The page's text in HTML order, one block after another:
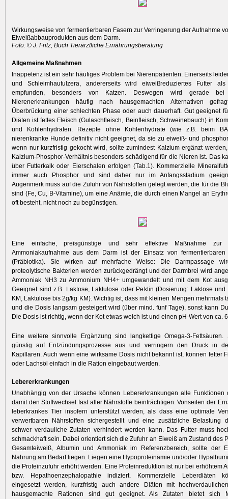
Wirkungsweise von fermentierbaren Fasern zur Verringerung der Aufnahme
Eiweißabbauprodukten aus dem Darm.
Foto: © J. Fritz, Buch Tierärztliche Ernährungsberatung
Allgemeine Maßnahmen
Inappetenz ist ein sehr häufiges Problem bei Nierenpatienten: Einerseits
und Schleimhautulzera, andererseits wird eiweißreduziertes Futter
empfunden, besonders von Katzen. Deswegen wird gerade
Nierenerkrankungen häufig nach hausgemachten Alternativen
Überbrückung einer schlechten Phase oder auch dauerhaft. Gut geeignet
Diäten ist fettes Fleisch ­(Gulaschfleisch, Beinfleisch, Schweinebauch) in
und Kohlenhydraten. Rezepte ohne Kohlenhydrate (wie z.B. beim
nierenkranke Hunde definitiv nicht geeignet, da sie zu eiweiß- und
wenn nur kurzfristig gekocht wird, sollte zumindest Kalzium ergänzt
Kalzium-Phosphor-Verhältnis besonders schädigend für die Nieren ist. Das
über Futterkalk oder ­Eierschalen erfolgen (Tab.1). Kommer­zielle
immer auch Phosphor und sind daher nur im Anfangsstadium
Augenmerk muss auf die Zufuhr von Nährstoffen gelegt werden, die für die
sind (Fe, Cu, B-Vitamine), um eine Anämie, die durch einen Mangel an
oft besteht, nicht noch zu begünstigen.
Eine einfache, preisgünstige und sehr effektive Maßnahme zur
Ammoniakaufnahme aus dem Darm ist der Einsatz von fermentierbaren
(Präbiotika). Sie wirken auf mehrfache Weise: Die Darmpassage
proteolytische Bakterien werden zurückgedrängt und der Darmbrei wird
Ammoniak NH3 zu Ammonium NH4+ umgewandelt und mit dem Kot
Geeignet sind z.B. Laktose, Laktulose oder Pektin (Dosierung: Laktose
KM, Laktulose bis 2g/kg KM). Wichtig ist, dass mit kleinen Mengen mehrmals
und die Dosis langsam gesteigert wird (über mind. fünf Tage), sonst kann
Die Dosis ist richtig, wenn der Kot etwas weich ist und einen pH-Wert von ca.
Eine weitere sinnvolle Ergänzung sind langkettige Omega-3-
günstig auf Entzündungsprozesse aus und verringern den Druck in
Kapillaren. Auch wenn eine wirksame Dosis nicht bekannt ist, können fetter
oder Lachsöl einfach in die Ration eingebaut werden.
Lebererkrankungen
Unabhängig von der Ursache können ­Lebererkrankungen alle Funktionen
damit den Stoffwechsel fast aller Nährstoffe beinträchtigen. Vonseiten der
leberkrankes Tier insofern unterstützt werden, als dass eine optimale
verwertbaren Nährstoffen sichergestellt und eine zusätzliche Belastung
schwer verdauliche Zutaten verhindert werden kann. Das Futter muss
schmackhaft sein. Dabei orientiert sich die Zufuhr an Eiweiß am Zustand des
Gesamteiweiß, Albumin und Ammoniak im Referenzbereich, sollte der
Nahrung am Bedarf liegen. Liegen eine Hypoproteinämie und/oder
die Protein­zufuhr erhöht werden. Eine Proteinreduk­tion ist nur bei erhöhtem
bzw. Hepathoenzephalopathie indiziert. Kommerzielle Leberdiäten
eingesetzt werden, kurzfristig auch ­andere Diäten mit
hausgemachte Rationen sind gut geeignet. Als Zutaten bietet sich